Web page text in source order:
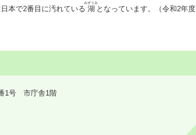
日本で2番目に汚れている 湖
みずうみ
となっています。（令和2年度
1号 市庁舎1階